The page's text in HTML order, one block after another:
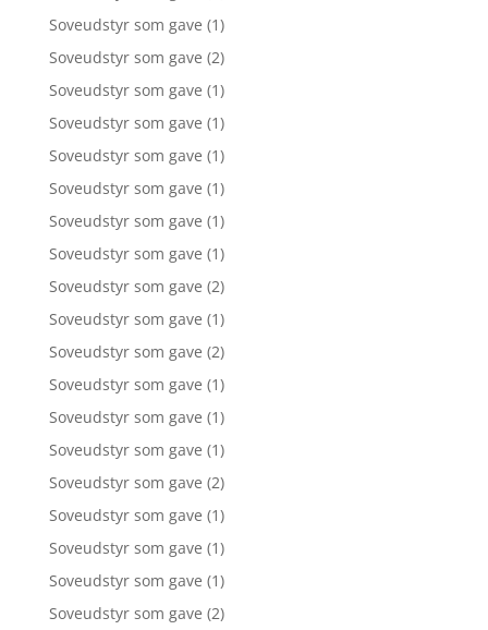
Soveudstyr som gave (1)
Soveudstyr som gave (2)
Soveudstyr som gave (1)
Soveudstyr som gave (1)
Soveudstyr som gave (1)
Soveudstyr som gave (1)
Soveudstyr som gave (1)
Soveudstyr som gave (1)
Soveudstyr som gave (2)
Soveudstyr som gave (1)
Soveudstyr som gave (2)
Soveudstyr som gave (1)
Soveudstyr som gave (1)
Soveudstyr som gave (1)
Soveudstyr som gave (2)
Soveudstyr som gave (1)
Soveudstyr som gave (1)
Soveudstyr som gave (1)
Soveudstyr som gave (2)